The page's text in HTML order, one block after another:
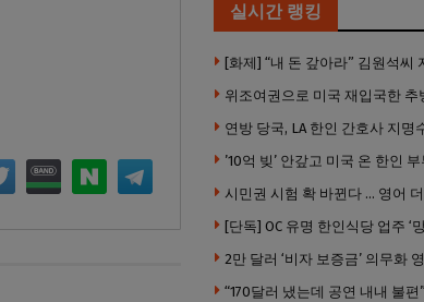
실시간 랭킹